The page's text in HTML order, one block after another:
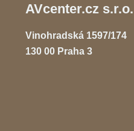
AVcenter.cz s.r.o.
Vinohradská 1597/174
130 00 Praha 3